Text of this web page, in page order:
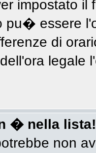
impostato
pu� essere
di
legale
� nella lista!
non